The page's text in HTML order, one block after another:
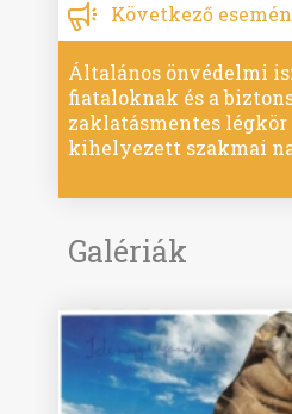
Következő
Általános önvédelmi
fiataloknak és a
zaklatásmentes légkör
kihelyezett szakmai
Galériák